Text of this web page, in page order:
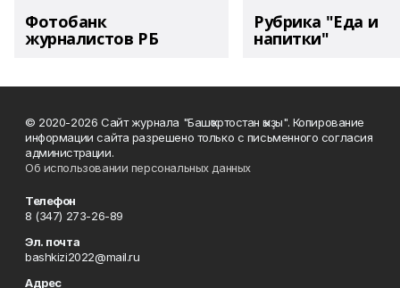
Фотобанк
журналистов РБ
Рубрика "Еда и
напитки"
© 2020-2026 Сайт журнала "Башҡортостан ҡыҙы". Копирование
информации сайта разрешено только с письменного согласия
администрации.
Об использовании персональных данных
Телефон
8 (347) 273-26-89
Эл. почта
bashkizi2022@mail.ru
Адрес